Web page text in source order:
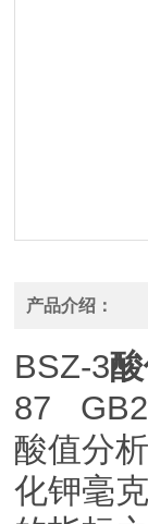
产品介绍：
BSZ-3
87
酸值分
化钾毫